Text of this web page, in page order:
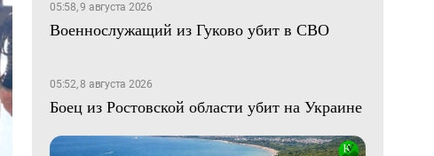
05:58, 9 августа 2026
Военнослужащий из Гуково убит в СВО
05:52, 8 августа 2026
Боец из Ростовской области убит на Украине